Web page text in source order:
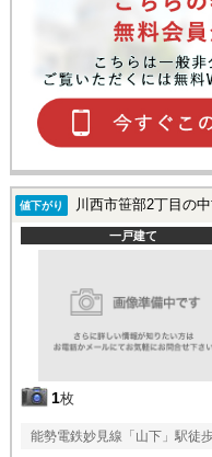
値下がり 川西市笹部2丁目の
一戸建て
1枚
能勢電鉄妙見線「山下」駅徒